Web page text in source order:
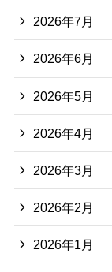
2026年7月
2026年6月
2026年5月
2026年4月
2026年3月
2026年2月
2026年1月